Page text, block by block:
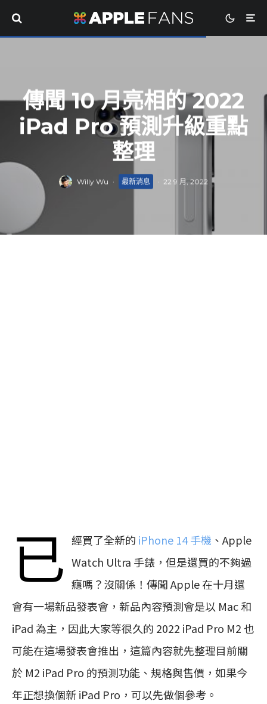
傳聞 10 月亮相的 2022
iPad Pro 預測升級重點
整理
Willy Wu · 最新消息 · 22 9 月, 2022
已 經買了全新的 iPhone 14 手機 、Apple
Watch Ultra 手錶，但是還買的不夠過
癮嗎？沒關係！傳聞 Apple 在十月還
會有一場新品發表會，新品內容預測會是以 Mac 和
iPad 為主，因此大家等很久的 2022 iPad Pro M2 也
可能在這場發表會推出，這篇內容就先整理目前關
於 M2 iPad Pro 的預測功能、規格與售價，如果今
年正想換個新 iPad Pro，可以先做個參考。